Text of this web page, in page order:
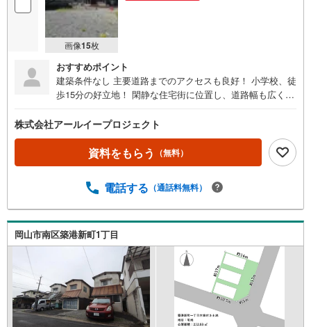
画像15枚
おすすめポイント
建築条件なし 主要道路までのアクセスも良好！ 小学校、徒
歩15分の好立地！ 閑静な住宅街に位置し、道路幅も広く、
株式会社アールイープロジェクト
資料をもらう （無料）
電話する （通話料無料）
岡山市南区築港新町1丁目